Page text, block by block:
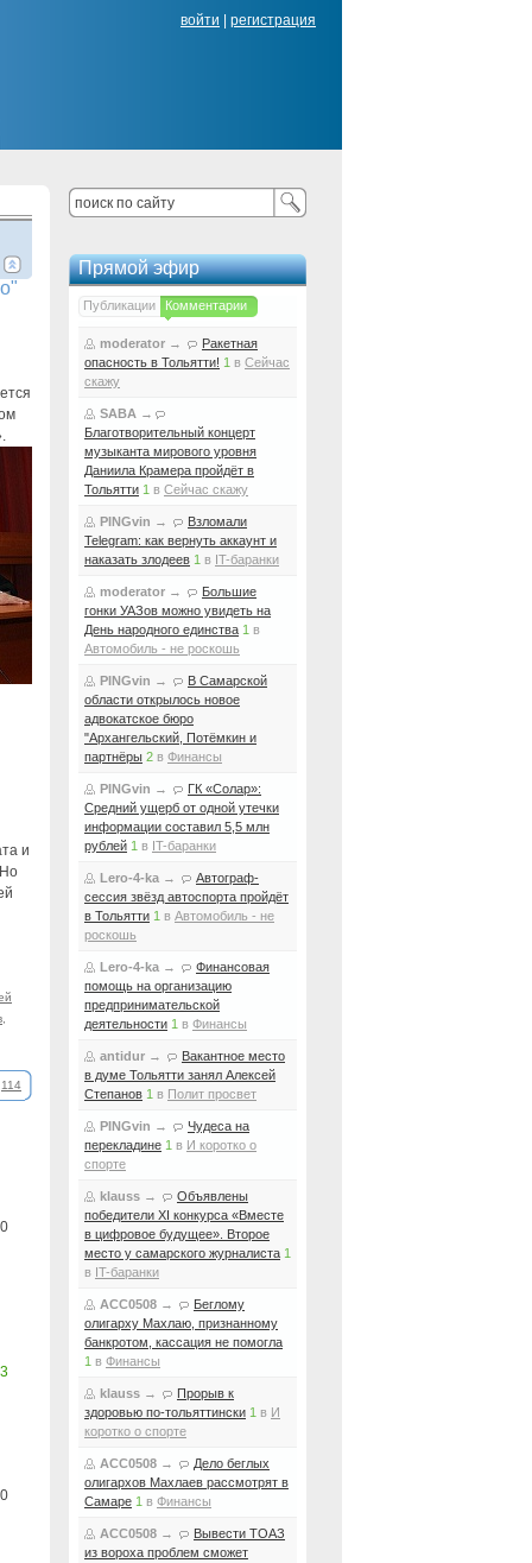
войти регистрация
и
114
0
0
Прямой эфир
Публикации Комментарии
moderator →
Ракетная
опасность в Тольятти! 1 в Сейчас
скажу
SABA →
Благотворительный концерт
музыканта мирового уровня
Даниила Крамера пройдёт в
Тольятти 1 в Сейчас скажу
PINGvin →
Взломали
Telegram: как вернуть аккаунт и
наказать злодеев 1 в IT-баранки
moderator →
Большие
гонки УАЗов можно увидеть на
День народного единства 1 в
Автомобиль - не роскошь
PINGvin →
В Самарской
области открылось новое
адвокатское бюро
"Архангельский, Потёмкин и
партнёры 2 в Финансы
PINGvin →
ГК «Солар»:
Средний ущерб от одной утечки
информации составил 5,5 млн
рублей 1 в IT-баранки
Lero-4-ka →
Автограф-
сессия звёзд автоспорта пройдёт
в Тольятти 1 в Автомобиль - не
роскошь
Lero-4-ka →
Финансовая
помощь на организацию
предпринимательской
деятельности 1 в Финансы
antidur →
Вакантное место
в думе Тольятти занял Алексей
Степанов 1 в Полит просвет
PINGvin →
Чудеса на
перекладине 1 в И коротко о
спорте
klauss →
Объявлены
победители XI конкурса «Вместе
в цифровое будущее». Второе
место у самарского журналиста 1
в IT-баранки
ACC0508 →
Беглому
олигарху Махлаю, признанному
банкротом, кассация не помогла
1 в Финансы
klauss →
Прорыв к
здоровью по-тольяттински 1 в И
коротко о спорте
ACC0508 →
Дело беглых
олигархов Махлаев рассмотрят в
Самаре 1 в Финансы
ACC0508 →
Вывести ТОАЗ
из вороха проблем сможет